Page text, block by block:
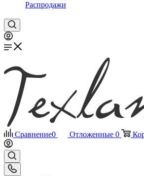
Распродажи
Сравнение0 Отложенные 0